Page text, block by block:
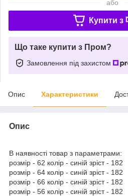
або
Купити з
Що таке купити з Пром?
Замовлення під захистом
Опис Характеристики
Опис
В наявності товар з параметрами:
розмір - 62 колір - синій зріст - 182
розмір - 64 колір - синій зріст - 182
розмір - 66 колір - синій зріст - 182
розмір - 56 колір - синій зріст - 182